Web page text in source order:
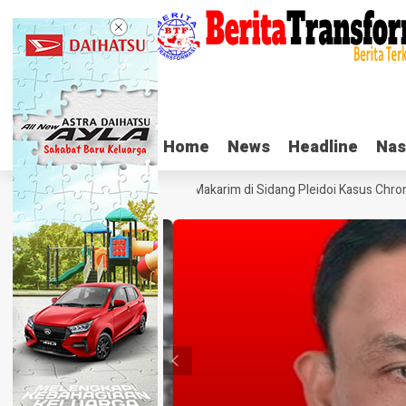
Home News Headline
Home News Headline
Tangis Haru Nadiem Makarim di Sidang Pleidoi Kasus